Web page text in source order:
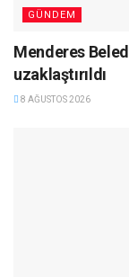
GÜNDEM
Menderes
uzaklaştırıldı
8 AĞUSTOS 2026